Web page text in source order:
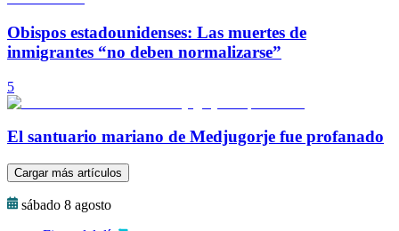
Obispos estadounidenses: Las muertes de
inmigrantes “no deben normalizarse”
5
El santuario mariano de Medjugorje fue profanado
Cargar más artículos
sábado 8 agosto